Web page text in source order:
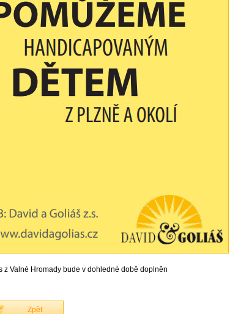
z Valné Hromady bude v dohledné době doplněn
Zpět